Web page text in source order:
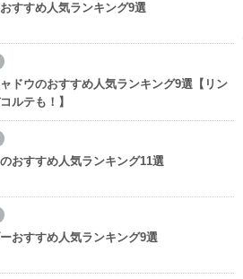
すすめ人気ランキング9選
ドウのおすすめ人気ランキング9選【リン
ルテも！】
おすすめ人気ランキング11選
おすすめ人気ランキング9選